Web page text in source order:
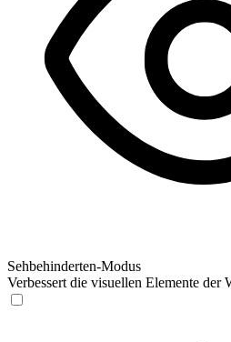
Sehbehinderten-Modus
Verbessert die visuellen Elemente der